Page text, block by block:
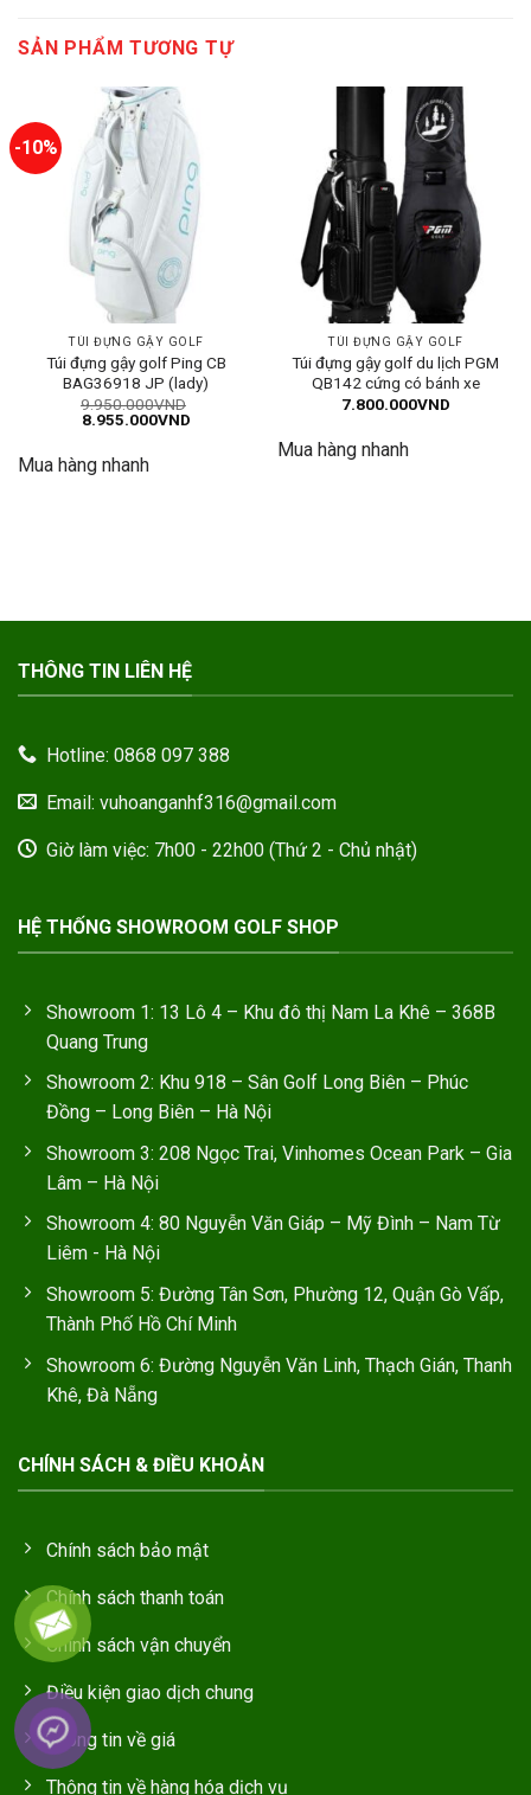
SẢN PHẨM TƯƠNG TỰ
-10%
TÚI ĐỰNG GẬY GOLF
Túi đựng gậy golf Ping CB
BAG36918 JP (lady)
9.950.000VND
Giá
9.950.000VND.
8.955.000VNDGiá
Mua hàng nhanh
TÚI ĐỰNG GẬY GOLF
Túi đựng gậy golf du lịch PGM
QB142 cứng có bánh xe
7.800.000VND
Mua hàng nhanh
THÔNG TIN LIÊN HỆ
Hotline: 0868 097 388
Email: vuhoanganhf316@gmail.com
Giờ làm việc: 7h00 - 22h00 (Thứ 2 - Chủ nhật)
HỆ THỐNG SHOWROOM GOLF SHOP
Showroom 1: 13 Lô 4 – Khu đô thị Nam La Khê – 368B
Quang Trung
Showroom 2: Khu 918 – Sân Golf Long Biên – Phúc
Đồng – Long Biên – Hà Nội
Showroom 3: 208 Ngọc Trai, Vinhomes Ocean Park – Gia
Lâm – Hà Nội
Showroom 4: 80 Nguyễn Văn Giáp – Mỹ Đình – Nam Từ
Liêm - Hà Nội
Showroom 5: Đường Tân Sơn, Phường 12, Quận Gò Vấp,
Thành Phố Hồ Chí Minh
Showroom 6: Đường Nguyễn Văn Linh, Thạch Gián, Thanh
Khê, Đà Nẵng
CHÍNH SÁCH & ĐIỀU KHOẢN
Chính sách bảo mật
Chính sách thanh toán
Chính sách vận chuyển
Điều kiện giao dịch chung
Thông tin về giá
Thông tin về hàng hóa dịch vụ